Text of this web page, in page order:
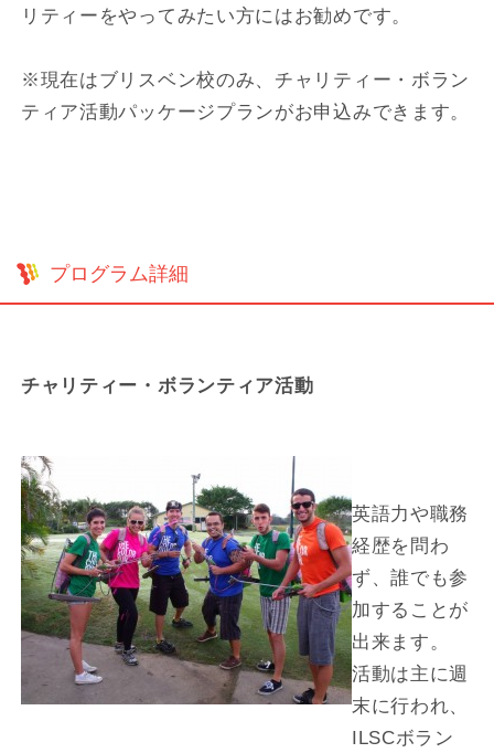
リティーをやってみたい方にはお勧めです。
※現在はブリスベン校のみ、チャリティー・ボラン
ティア活動パッケージプランがお申込みできます。
プログラム詳細
チャリティー・ボランティア活動
英語力や職務
経歴を問わ
ず、誰でも参
加することが
出来ます。
活動は主に週
末に行われ、
ILSCボラン